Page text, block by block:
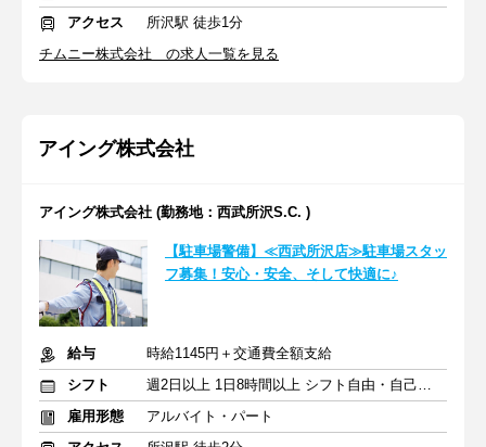
アクセス
所沢駅 徒歩1分
チムニー株式会社 の求人一覧を見る
アイング株式会社
アイング株式会社 (勤務地：西武所沢S.C. )
【駐車場警備】≪西武所沢店≫駐車場スタッ
フ募集！安心・安全、そして快適に♪
給与
時給1145円＋交通費全額支給
シフト
週2日以上 1日8時間以上 シフト自由・自己申告
雇用形態
アルバイト・パート